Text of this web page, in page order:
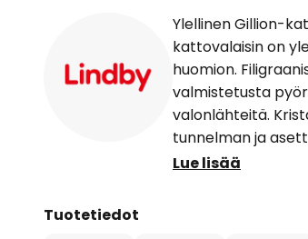
Ylellinen Gillion-
kattovalaisin on
huomion.
valmistetusta
valonlähteitä.
tunnelman ja
Lue lisää
Tuotetiedot